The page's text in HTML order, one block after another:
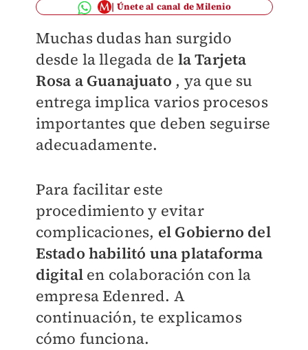
Únete al canal de Milenio
Muchas dudas han surgido
desde la llegada de la Tarjeta
Rosa a Guanajuato , ya que su
entrega implica varios procesos
importantes que deben seguirse
adecuadamente.
Para facilitar este
procedimiento y evitar
complicaciones, el Gobierno del
Estado habilitó una plataforma
digitalen colaboración con la
empresa Edenred. A
continuación, te explicamos
cómo funciona.